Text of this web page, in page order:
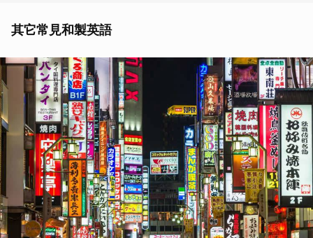
其它常見和製英語